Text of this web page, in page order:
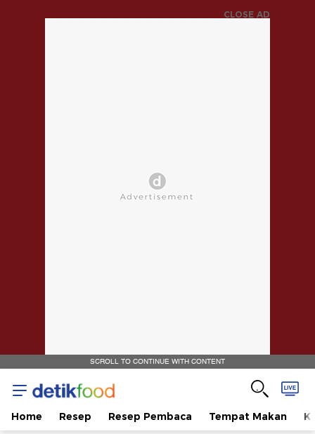
CLOSE AD
SCROLL TO CONTINUE WITH CONTENT
Home Resep Resep Pembaca Tempat Makan